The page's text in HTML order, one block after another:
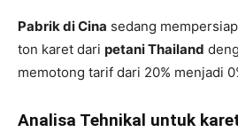
Pabrik di Cina sedang
ton karet dari petani Thailand
memotong tarif dari 20% menjadi
Analisa Tehnikal untuk